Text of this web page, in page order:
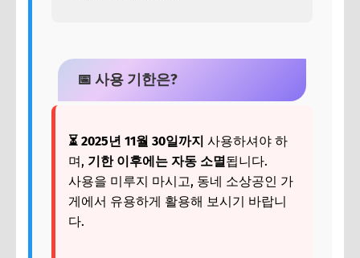
📅 사용 기한은?
⏳ 2025년 11월 30일까지 사용하셔야 하
며, 기한 이후에는 자동 소멸됩니다.
사용을 미루지 마시고, 동네 소상공인 가
게에서 유용하게 활용해 보시기 바랍니
다.